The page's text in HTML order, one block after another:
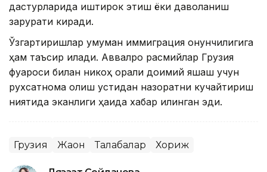
дастурларида иштирок этиш ёки даволаниш
зарурати киради.
Ўзгартиришлар умуман иммиграция қонунчилигига
ҳам таъсир қилади. Аввалроқ расмийлар Грузия
фуқароси билан никоҳ орқали доимий яшаш учун
рухсатнома олиш устидан назоратни кучайтириш
ниятида эканлиги ҳақида хабар қилинган эди.
Грузия Жаҳон Талабалар Хориж